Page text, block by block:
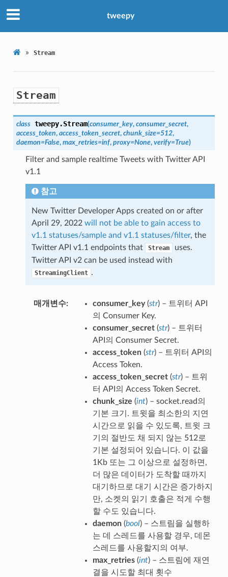
tweepy
» Stream
Stream
class tweepy.Stream(consumer_key, consumer_secret,
access_token, access_token_secret, chunk_size=512,
daemon=False, max_retries=inf, proxy=None, verify=True)
Filter and sample realtime Tweets with Twitter API
v1.1
참고
New Twitter Developer Apps created on or after
April 29, 2022 will not be able to gain access to
v1.1 statuses/sample and v1.1 statuses/filter, the
Twitter API v1.1 endpoints that
Stream
uses.
Twitter API v2 can be used instead with
StreamingClient .
매개변수 consumer_key(str) – 트위터 API
의 Consumer Key.
consumer_secret(str) – 트위터
API의 Consumer Secret.
access_token(str) – 트위터 API의
Access Token.
access_token_secret(str) – 트위
터 API의 Access Token Secret.
chunk_size (int) – socket.read의
기본 크기. 트윗을 최소한의 지연
시간으로 읽을 수 있도록, 트윗 크
기의 절반도 채 되지 않는 512로
기본 설정되어 있습니다. 이 값을
1Kb 또는 그 이상으로 설정하면,
더 많은 데이터가 도착할 때까지
대기하므로 대기 시간은 증가하지
만, 소켓의 읽기 호출은 적게 수행
할 수도 있습니다.
daemon(bool) – 스트림을 실행하
는 데 스레드를 사용할 경우, 데몬
스레드를 사용할지의 여부.
max_retries(int) – 스트림에 재연
결을 시도할 최대 횟수